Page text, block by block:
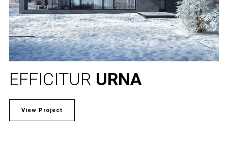
EFFICITUR URNA
View Project